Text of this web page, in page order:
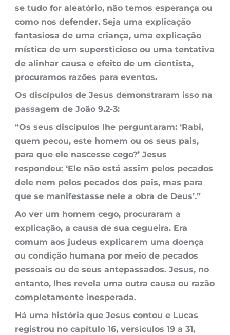
se tudo for aleatório, não temos esperança ou
como nos defender. Seja uma explicação
fantasiosa de uma criança, uma explicação
mística de um supersticioso ou uma tentativa
de alinhar causa e efeito de um cientista,
procuramos razões para eventos.
Os discípulos de Jesus demonstraram isso na
passagem de João 9.2-3:
“Os seus discípulos lhe perguntaram: ‘Rabi,
quem pecou, este homem ou os seus pais,
para que ele nascesse cego?’ Jesus
respondeu: ‘Ele não está assim pelos pecados
dele nem pelos pecados dos pais, mas para
que se manifestasse nele a obra de Deus’.”
Ao ver um homem cego, procuraram a
explicação, a causa de sua cegueira. Era
comum aos judeus explicarem uma doença
ou condição humana por meio de pecados
pessoais ou de seus antepassados. Jesus, no
entanto, lhes revela uma outra causa ou razão
completamente inesperada.
Há uma história que Jesus contou e Lucas
registrou no capítulo 16, versículos 19 a 31,